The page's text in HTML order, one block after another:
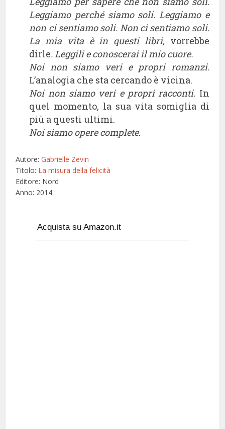
Leggiamo perché siamo soli. Leggiamo e
non ci sentiamo soli. Non ci sentiamo soli.
La mia vita è in questi libri, vorrebbe
dirle. Leggili e conoscerai il mio cuore.
Noi non siamo veri e propri romanzi.
L’analogia che sta cercando è vicina.
Noi non siamo veri e propri racconti. In
quel momento, la sua vita somiglia di
più a questi ultimi.
Noi siamo opere complete.
Autore:Gabrielle Zevin
Titolo: La misura della felicità
Editore: Nord
Anno: 2014
Acquista su Amazon.it